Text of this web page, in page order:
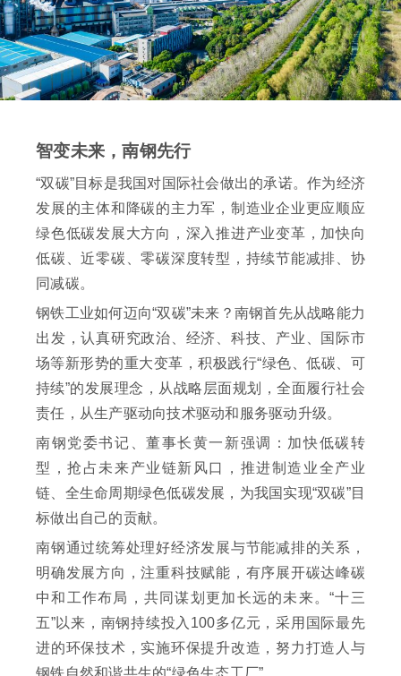
智变未来，南钢先行
“双碳”目标是我国对国际社会做出的承诺。作为经济
发展的主体和降碳的主力军，制造业企业更应顺应
绿色低碳发展大方向，深入推进产业变革，加快向
低碳、近零碳、零碳深度转型，持续节能减排、协
同减碳。
钢铁工业如何迈向“双碳”未来？南钢首先从战略能力
出发，认真研究政治、经济、科技、产业、国际市
场等新形势的重大变革，积极践行“绿色、低碳、可
持续”的发展理念，从战略层面规划，全面履行社会
责任，从生产驱动向技术驱动和服务驱动升级。
南钢党委书记、董事长黄一新强调：加快低碳转
型，抢占未来产业链新风口，推进制造业全产业
链、全生命周期绿色低碳发展，为我国实现“双碳”目
标做出自己的贡献。
南钢通过统筹处理好经济发展与节能减排的关系，
明确发展方向，注重科技赋能，有序展开碳达峰碳
中和工作布局，共同谋划更加长远的未来。“十三
五”以来，南钢持续投入100多亿元，采用国际最先
进的环保技术，实施环保提升改造，努力打造人与
钢铁自然和谐共生的“绿色生态工厂”。